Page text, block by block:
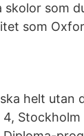
skolor som
som
helt utan